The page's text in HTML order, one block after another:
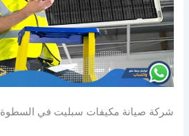
شركة صيانة مكيفات سبليت في السطوة